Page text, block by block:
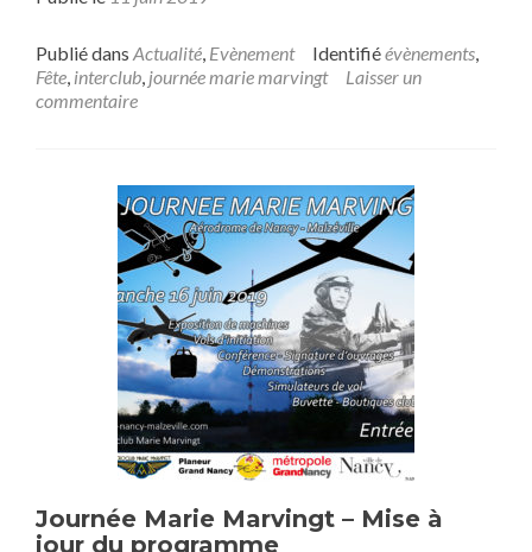
Publié dans Actualité, Evènement Identifiéévènements,
Fête, interclub, journée marie marvingt
Laisser un
commentaire
Journée Marie Marvingt – Mise à
jour du programme